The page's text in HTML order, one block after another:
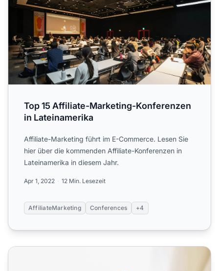
Top 15 Affiliate-Marketing-Konferenzen
in Lateinamerika
Affiliate-Marketing führt im E-Commerce. Lesen Sie
hier über die kommenden Affiliate-Konferenzen in
Lateinamerika in diesem Jahr.
Apr 1, 2022 12 Min. Lesezeit
AffiliateMarketing Conferences +4
6 Tipps, wie Videoinhalte die Conversionrate steigern